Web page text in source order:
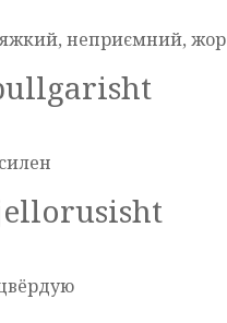
неприємний,